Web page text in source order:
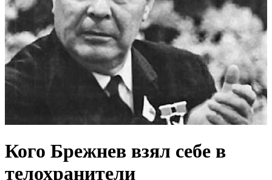
Кого Брежнев взял себе в
телохранители